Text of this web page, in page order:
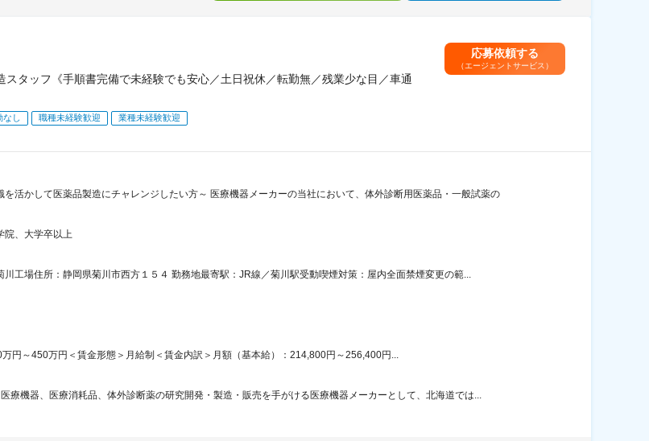
スタッフ《手順書完備で未経験でも安心／土日祝休／転勤無／残業少な目／車通
なし 職種未経験歓迎 業種未経験歓迎
応募依頼する
（エージェントサービス）
を活かして医薬品製造にチャレンジしたい方～ 医療機器メーカーの当社において、体外診断用医薬品・一般試薬の
院、大学卒以上
川工場住所：静岡県菊川市西方１５４ 勤務地最寄駅：JR線／菊川駅受動喫煙対策：屋内全面禁煙変更の範...
万円～450万円＜賃金形態＞月給制＜賃金内訳＞月額（基本給）：214,800円～256,400円...
療機器、医療消耗品、体外診断薬の研究開発・製造・販売を手がける医療機器メーカーとして、北海道では...